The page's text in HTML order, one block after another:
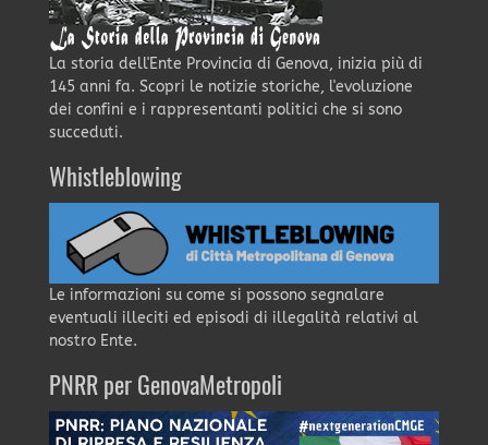
La storia dell'Ente Provincia di Genova, inizia più di
145 anni fa. Scopri le notizie storiche, l'evoluzione
dei confini e i rappresentanti politici che si sono
succeduti.
Whistleblowing
Le informazioni su come si possono segnalare
eventuali illeciti ed episodi di illegalità relativi al
nostro Ente.
PNRR per GenovaMetropoli